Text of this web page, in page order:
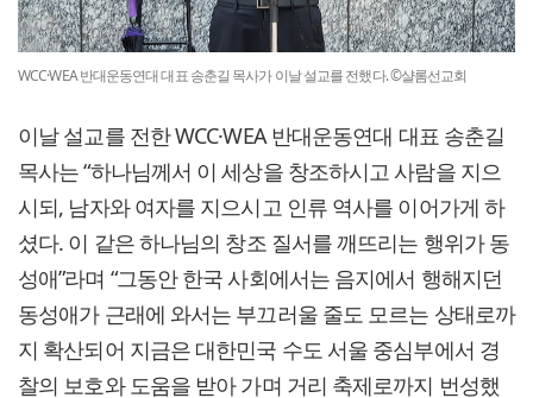
WCC·WEA 반대운동연대 대표 송춘길 목사가 이날 설교를 전했다. ©샬롬선교회
이날 설교를 전한 WCC·WEA 반대운동연대 대표 송춘길
목사는 “하나님께서 이 세상을 창조하시고 사람을 지으
시되, 남자와 여자를 지으시고 인류 역사를 이어가게 하
셨다. 이 같은 하나님의 창조 질서를 깨뜨리는 행위가 동
성애”라며 “그동안 한국 사회에서는 음지에서 행해지던
동성애가 근래에 와서는 부끄러울 줄도 모르는 상태로까
지 확산되어 지금은 대한민국 수도 서울 중심부에서 경
찰의 보호와 도움을 받아 가며 거리 축제로까지 번성했